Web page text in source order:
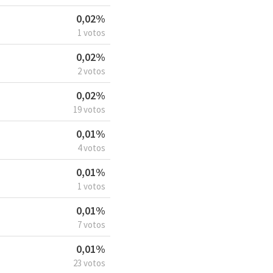
0,02%
1 votos
0,02%
2 votos
0,02%
19 votos
0,01%
4 votos
0,01%
1 votos
0,01%
7 votos
0,01%
23 votos